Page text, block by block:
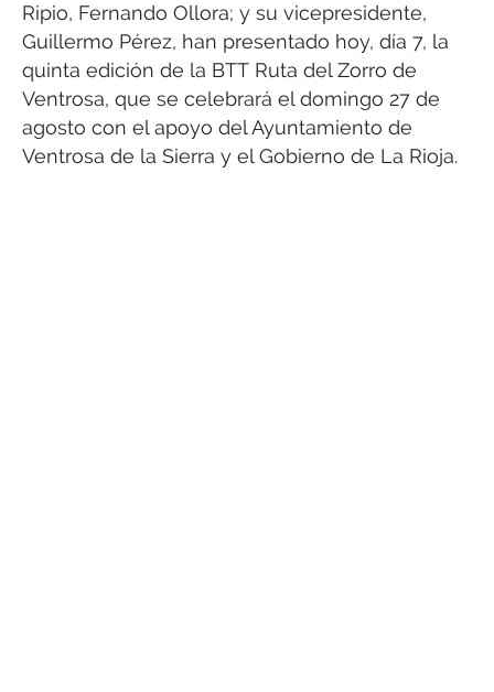
Ripio, Fernando Ollora; y su vicepresidente,
Guillermo Pérez, han presentado hoy, día 7, la
quinta edición de la BTT Ruta del Zorro de
Ventrosa, que se celebrará el domingo 27 de
agosto con el apoyo del Ayuntamiento de
Ventrosa de la Sierra y el Gobierno de La Rioja.